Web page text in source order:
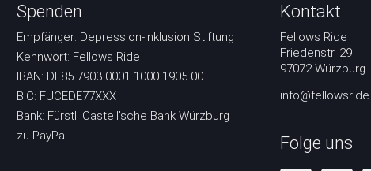
Spenden
Empfänger: Depression-Inklusion Stiftung
Kennwort: Fellows Ride
IBAN: DE85 7903 0001 1000 1905 00
BIC: FUCEDE77XXX
Bank: Fürstl. Castell’sche Bank Würzburg
zu PayPal
Kontakt
Fellows Ride
Friedenstr. 29
97072 Würzburg
Folge uns